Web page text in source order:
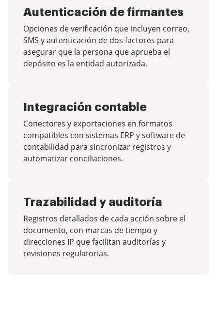
Autenticación de firmantes
Opciones de verificación que incluyen correo,
SMS y autenticación de dos factores para
asegurar que la persona que aprueba el
depósito es la entidad autorizada.
Integración contable
Conectores y exportaciones en formatos
compatibles con sistemas ERP y software de
contabilidad para sincronizar registros y
automatizar conciliaciones.
Trazabilidad y auditoría
Registros detallados de cada acción sobre el
documento, con marcas de tiempo y
direcciones IP que facilitan auditorías y
revisiones regulatorias.